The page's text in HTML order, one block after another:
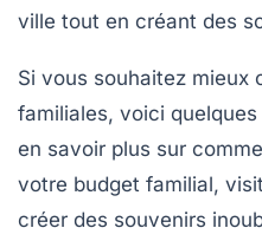
ville tout en créant des
Si vous souhaitez mieux
familiales, voici
en savoir plus sur
votre budget familial,
créer des souvenirs